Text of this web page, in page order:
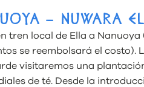
– NUWARA
tren local de Ella a
se reembolsará el costo).
visitaremos una
de té. Desde la